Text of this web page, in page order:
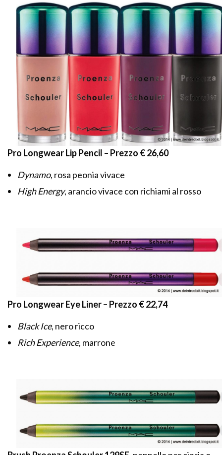
Pro Longwear Lip Pencil – Prezzo € 26,60
Dynamo, rosa peonia vivace
High Energy, arancio vivace con richiami al rosso
Pro Longwear Eye Liner – Prezzo € 22,74
Black Ice, nero ricco
Rich Experience, marrone